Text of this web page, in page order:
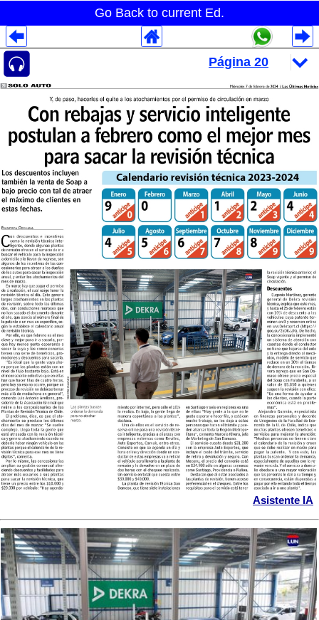
Go Back to current Ed.
Asistente IA
Despliegues Analytics
Despliegues Totales
Despliegues por Rubros